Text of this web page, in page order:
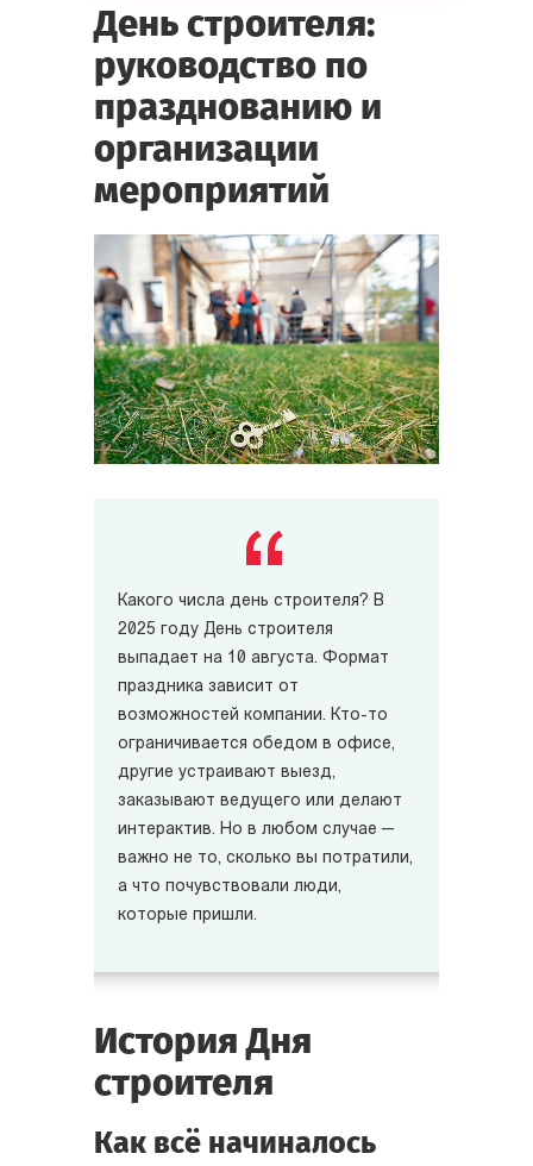
День строителя:
руководство по
празднованию и
организации
мероприятий
Какого числа день строителя? В
2025 году День строителя
выпадает на 10 августа. Формат
праздника зависит от
возможностей компании. Кто-то
ограничивается обедом в офисе,
другие устраивают выезд,
заказывают ведущего или делают
интерактив. Но в любом случае —
важно не то, сколько вы потратили,
а что почувствовали люди,
которые пришли.
История Дня
строителя
Как всё начиналось